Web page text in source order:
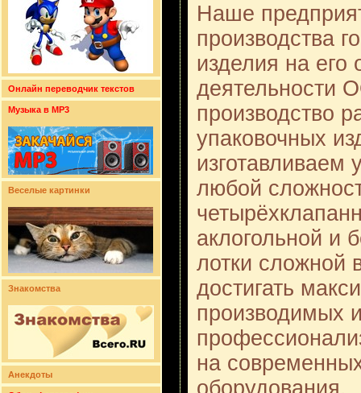
Онлайн переводчик текстов
Музыка в MP3
Веселые картинки
Знакомства
Анекдоты
Наше
производства
изделия на его
деятельности
производство
упаковочных
изготавливаем
любой
аклогольной и
лотки сложной
достигать
производимых
на
оборудования.